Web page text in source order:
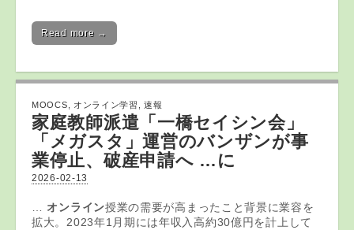
Read more →
MOOCS オンライン学習 ,速報
家庭教師派遣「一橋セイシン会」
「メガスタ」運営のバンザンが事
業停止、破産申請へ …に
2026-02-13
オンライン授業の需要が高まったこと背景に業容を
拡大。2023年1月期には年収入高約30億円を計上して